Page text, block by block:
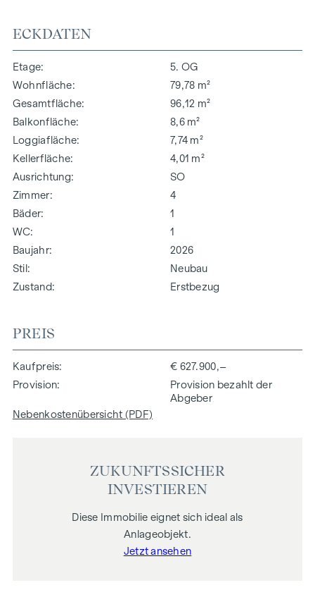
ECKDATEN
Etage
5. OG
Wohnfläche
79,78 m²
Gesamtfläche
96,12 m²
Balkonfläche
8,6 m²
Loggiafläche
7,74 m²
Kellerfläche
4,01 m²
Ausrichtung
SO
Zimmer
4
Bäder
1
WC
1
Baujahr
2026
Stil
Neubau
Zustand
Erstbezug
PREIS
Kaufpreis
€ 627.900,–
Provision
Provision bezahlt der
Abgeber
Nebenkostenübersicht (PDF)
ZUKUNFTSSICHER
INVESTIEREN
Diese Immobilie eignet sich ideal als
Anlageobjekt.
Jetzt ansehen